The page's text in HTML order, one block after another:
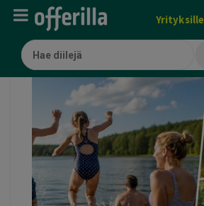
Yrityksille